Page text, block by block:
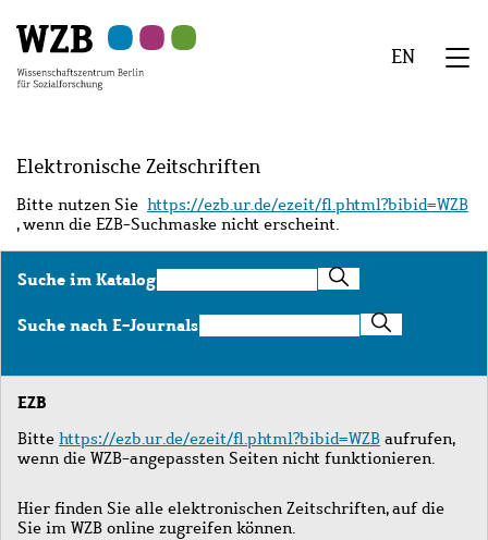
Hauptinhalt
springen
Navigation
springen
Suche
springen
Sekundärnavigation
springen
Fußzeile
springen
EN
Elektronische Zeitschriften
Bitte nutzen Sie https://ezb.ur.de/ezeit/fl.phtml?bibid=WZB
, wenn die EZB-Suchmaske nicht erscheint.
Suche im KatalogSuche
im
Katalog
Suche nach E-JournalsSuche
nach
Journals
EZB
Bitte https://ezb.ur.de/ezeit/fl.phtml?bibid=WZB aufrufen,
wenn die WZB-angepassten Seiten nicht funktionieren.
Hier finden Sie alle elektronischen Zeitschriften, auf die
Sie im WZB online zugreifen können.